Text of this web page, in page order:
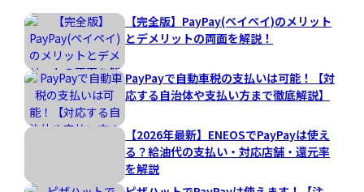
【完全版】PayPay(ペイペイ)のメリット
とデメリットの両面を解説！
PayPayで自動車税の支払いは可能！【対
応する自治体や支払い方まで徹底解説】
【2026年最新】ENEOSでPayPayは使え
る？給油代の支払い・対応店舗・還元率
を解説